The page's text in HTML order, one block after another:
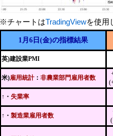
※チャートはTradingViewを使用
1月6日(金)の指標結果
英)建設業PMI
米)雇用統計： 非農業部門雇用者数
↑・ 失業率
↑・ 製造業雇用者数